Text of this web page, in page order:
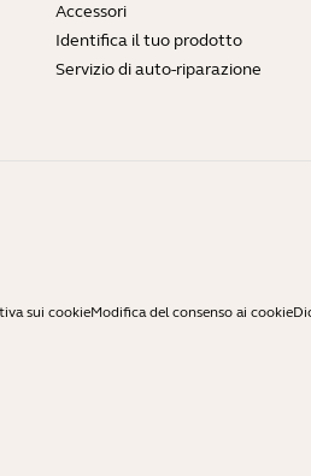
Accessori
Identifica il tuo prodotto
Servizio di auto-riparazione
sui cookieModifica del consenso ai cookie